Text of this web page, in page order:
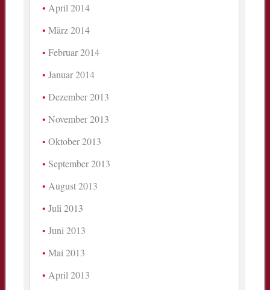
April 2014
März 2014
Februar 2014
Januar 2014
Dezember 2013
November 2013
Oktober 2013
September 2013
August 2013
Juli 2013
Juni 2013
Mai 2013
April 2013